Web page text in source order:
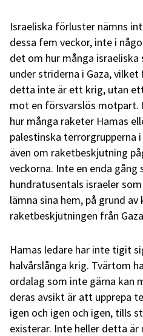
Israeliska förluster nämns
dessa fem veckor, inte i
det om hur många
under striderna i Gaza,
detta inte är ett krig, utan
mot en försvarslös motpart.
hur många raketer Hamas
palestinska terrorgrupperna
även om raketbeskjutning
veckorna. Inte en enda gång
hundratusentals israeler
lämna sina hem, på grund
raketbeskjutningen från
Hamas ledare har inte tigit
halvårslånga krig. Tvärtom
ordalag som inte gärna
deras avsikt är att upprepa
igen och igen och igen, tills
existerar. Inte heller detta är